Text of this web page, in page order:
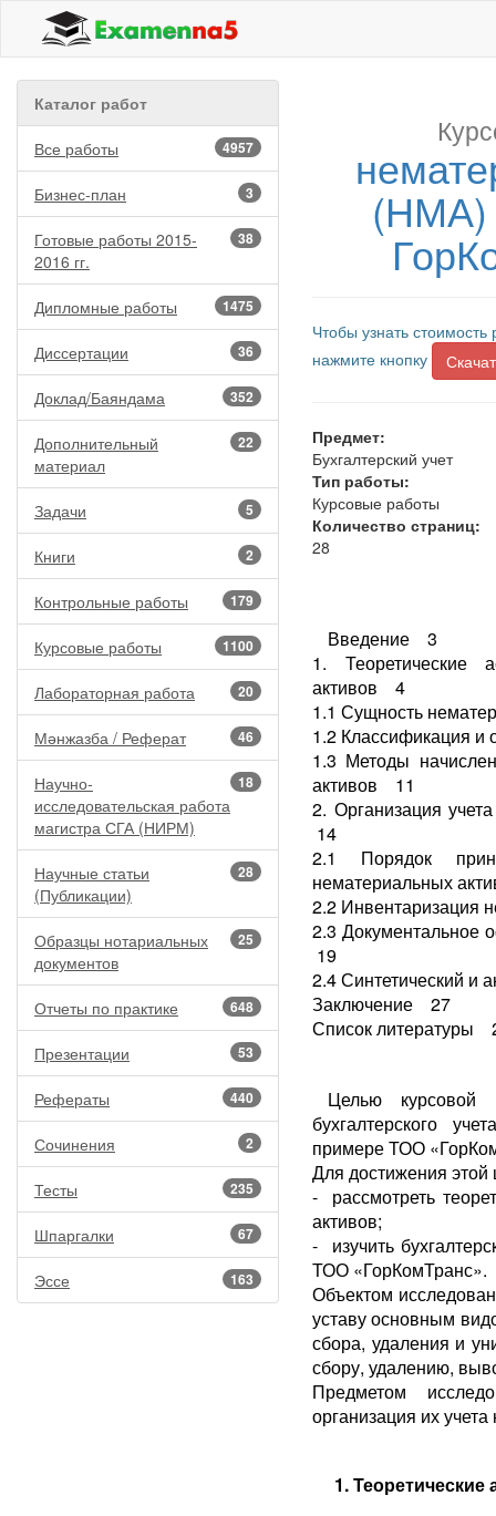
Каталог работ
4957
Все работы
3
Бизнес-план
38
Готовые работы 2015-
2016 гг.
1475
Дипломные работы
36
Диссертации
352
Доклад/Баяндама
22
Дополнительный
материал
5
Задачи
2
Книги
179
Контрольные работы
1100
Курсовые работы
20
Лабораторная работа
46
Мәнжазба / Реферат
18
Научно-
исследовательская работа
магистра СГА (НИРМ)
28
Научные статьи
(Публикации)
25
Образцы нотариальных
документов
648
Отчеты по практике
53
Презентации
440
Рефераты
2
Сочинения
235
Тесты
67
Шпаргалки
163
Эссе
(НМА)
Чтобы узнать
нажмите кнопку
Предмет:
Бухгалтерский учет
Тип работы:
Курсовые работы
Количество страниц:
28
Введение 3
1. Теоретические
активов 4
1.1 Сущность
1.2 Классификация
1.3 Методы
активов 11
2. Организация
14
2.1 Порядок
нематериальных
2.2 Инвентаризация
2.3 Документальное
19
2.4 Синтетический и
Заключение 27
Список литературы
Целью курсовой
бухгалтерского
примере ТОО
Для достижения
- рассмотреть
активов;
- изучить
ТОО «ГорКомТранс».
Объектом
уставу основным
сбора, удаления и
сбору, удалению,
Предметом
организация их
1.